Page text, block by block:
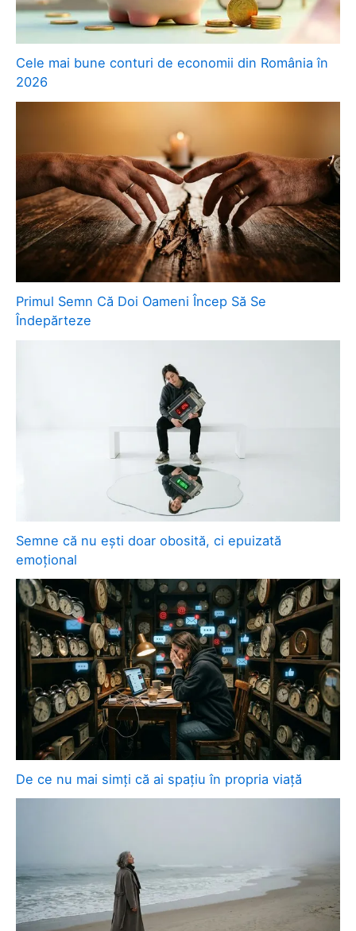
Cele mai bune conturi de economii din România în
2026
Primul Semn Că Doi Oameni Încep Să Se
Îndepărteze
Semne că nu ești doar obosită, ci epuizată
emoțional
De ce nu mai simți că ai spațiu în propria viață